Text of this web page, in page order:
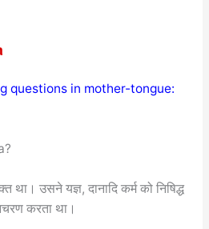
questions in mother-tongue:
उसने यज्ञ, दानादि कर्म को निषिद्ध
करता था।